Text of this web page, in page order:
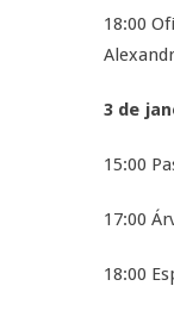
18:00
3 de
15:00
17:00
18:00